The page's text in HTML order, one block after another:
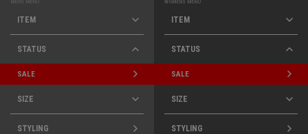
MENS MENU
ITEM
STATUS
SALE
SIZE
STYLING
WOMENS MENU
ITEM
STATUS
SALE
SIZE
STYLING